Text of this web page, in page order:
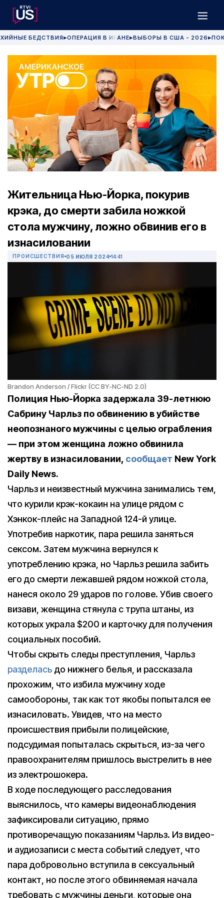
БЕДСТВИЯ▶ОПЕРАЦИЯ В ИРАНЕ▶ВЫБОРЫ В США - 2026 ▶
Жительница Нью-Йорка, покурив
крэка, до смерти забила ножкой
стола мужчину, ложно обвинив его в
изнасиловании
ПРОИСШЕСТВИЯ 05 ИЮЛЯ 2024 14:41
Brandon Anderson / Flickr (CC BY-NC-ND 2.0)
Полиция Нью-Йорка задержала 39-летнюю
Сабрину Чарльз по обвинению в убийстве
неопознаного мужчины с целью ограбления
— при этом женщина ложно обвинила
жертву в изнасиловании, сообщает New York
Daily News.
Чарльз и неизвестный мужчина занимались тем,
что курили крэк-кокаин на улице рядом с
Хэнкок-плейс на Западной 124-й улице.
Употребив наркотик, пара решила заняться
сексом. Затем мужчина вернулся к
употреблению крэка, но Чарльз решила забить
его до смерти лежавшей рядом ножкой стола,
нанеся около 29 ударов по голове. Убив своего
визави, женщина стянула с трупа штаны, из
которых украла $200 и карточку для получения
социальных пособий.
Чтобы скрыть следы преступления, Чарльз
разделась до нижнего белья, и рассказала
прохожим, что избила мужчину ходе
самообороны, так как тот якобы попытался ее
изнасиловать. Увидев, что на место
происшествия прибыли полицейские,
подсудимая попыталась скрыться, из-за чего
правоохранителям пришлось выстрелить в нее
из электрошокера.
В ходе последующего расследования
выяснилось, что камеры видеонаблюдения
зафиксировали ситуацию, прямо
противоречащую показаниям Чарльз. Из видео-
и аудиозаписи с места событий следует, что
пара добровольно вступила в сексуальный
контакт, но после этого обвиняемая начала
требовать с мужчины деньги, которые она